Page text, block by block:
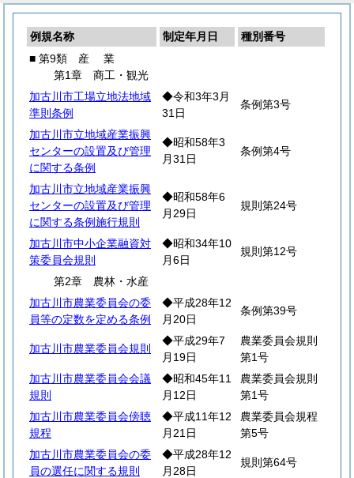
例規名称 制定年月日
種別番号
■ 第9類 産 業
第1章 商工・観光
加古川市工場立地法地域
準則条例
◆令和3年3月
31日
条例第3号
加古川市立地域産業振興
センターの設置及び管理
に関する条例
◆昭和58年3
月31日
条例第4号
加古川市立地域産業振興
センターの設置及び管理
に関する条例施行規則
◆昭和58年6
月29日
規則第24号
加古川市中小企業融資対
策委員会規則
◆昭和34年10
月6日
規則第12号
第2章 農林・水産
加古川市農業委員会の委
員等の定数を定める条例
◆平成28年12
月20日
条例第39号
加古川市農業委員会規則
◆平成29年7
月19日
農業委員会規則
第1号
加古川市農業委員会会議
規則
◆昭和45年11
月12日
農業委員会規則
第1号
加古川市農業委員会傍聴
規程
◆平成11年12
月21日
農業委員会規程
第5号
加古川市農業委員会の委
員の選任に関する規則
◆平成28年12
月28日
規則第64号